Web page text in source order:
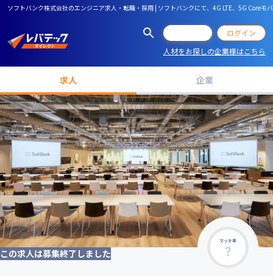
ソフトバンク株式会社のエンジニア求人・転職・採用 | ソフトバンクにて、4G LTE、5G Core
ログイン
人材をお探しの企業様はこちら
求人 企業
マッチ率
この求人は募集終了しました